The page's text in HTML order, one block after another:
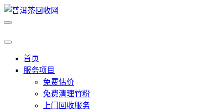
首页
服务项目
免费估价
免费清理竹粉
上门回收服务